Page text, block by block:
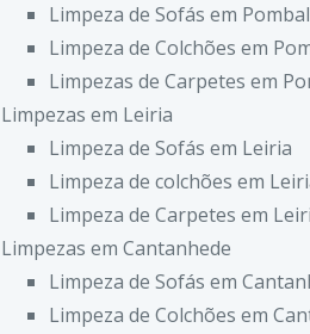
Limpeza de Sofás em Pombal
Limpeza de Colchões em
Limpezas de Carpetes em
Limpezas em Leiria
Limpeza de Sofás em Leiria
Limpeza de colchões em
Limpeza de Carpetes em
Limpezas em Cantanhede
Limpeza de Sofás em
Limpeza de Colchões em